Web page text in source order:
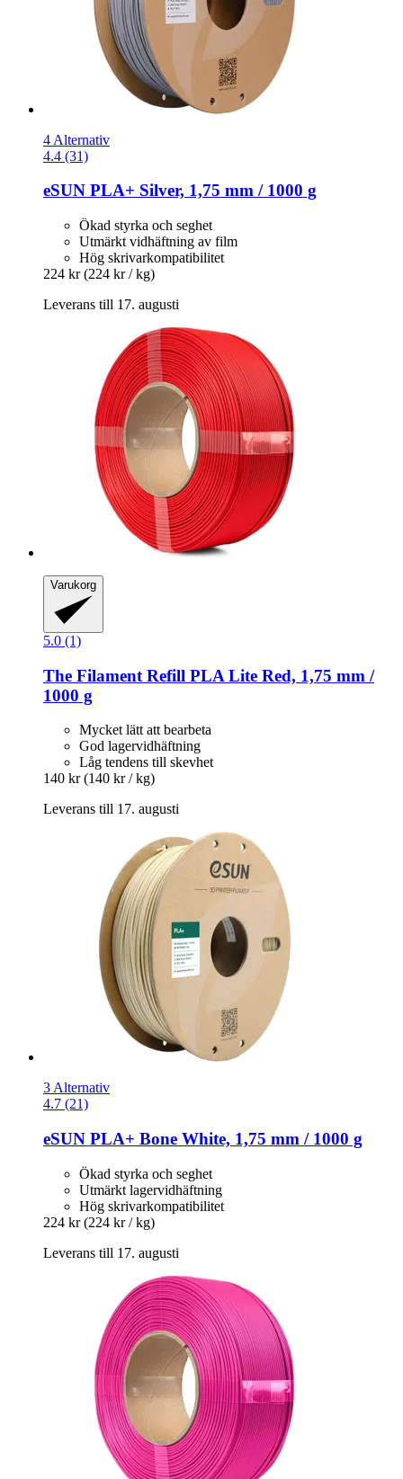
4 Alternativ
4.4 (31)
eSUN PLA+ Silver, 1,75 mm / 1000 g
Ökad styrka och seghet
Utmärkt vidhäftning av film
Hög skrivarkompatibilitet
224 kr (224 kr / kg)
Leverans till 17. augusti
Varukorg
5.0 (1)
The Filament Refill PLA Lite Red, 1,75 mm /
1000 g
Mycket lätt att bearbeta
God lagervidhäftning
Låg tendens till skevhet
140 kr (140 kr / kg)
Leverans till 17. augusti
3 Alternativ
4.7 (21)
eSUN PLA+ Bone White, 1,75 mm / 1000 g
Ökad styrka och seghet
Utmärkt lagervidhäftning
Hög skrivarkompatibilitet
224 kr (224 kr / kg)
Leverans till 17. augusti